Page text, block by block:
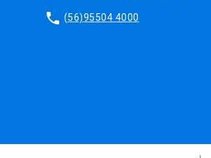
phone (56)95504 4000